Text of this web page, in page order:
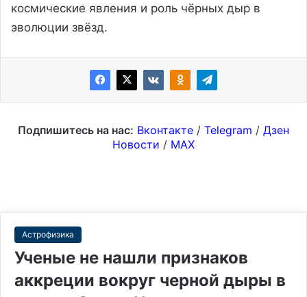
космические явления и роль чёрных дыр в
эволюции звёзд.
Подпишитесь на нас: Вконтакте / Telegram / Дзен
Новости / MAX